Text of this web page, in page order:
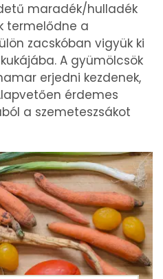
maradék/hulladék
termelődne a
zacskóban vigyük ki
A gyümölcsök
erjedni kezdenek,
érdemes
a szemeteszsákot